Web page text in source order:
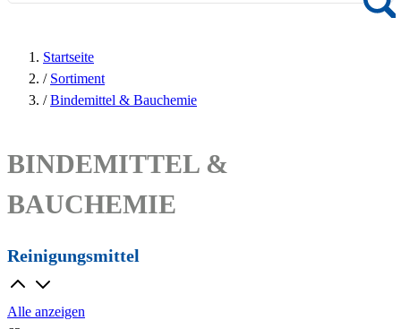
Startseite
/ Sortiment
/ Bindemittel & Bauchemie
BINDEMITTEL &
BAUCHEMIE
Reinigungsmittel
Alle anzeigen